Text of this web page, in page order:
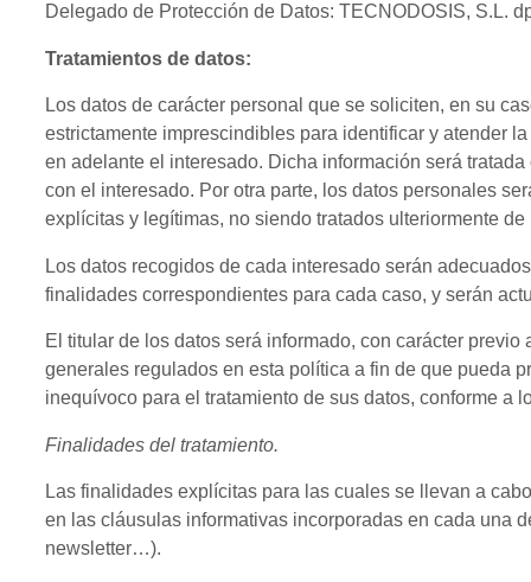
Delegado de Protección de Datos: TECNODOSIS, S.L.
Tratamientos de datos:
Los datos de carácter personal que se soliciten, en su
estrictamente imprescindibles para identificar y atender
en adelante el interesado. Dicha información será
con el interesado. Por otra parte, los datos personales
explícitas y legítimas, no siendo tratados ulteriormente
Los datos recogidos de cada interesado serán
finalidades correspondientes para cada caso, y serán
El titular de los datos será informado, con carácter
generales regulados en esta política a fin de que pueda
inequívoco para el tratamiento de sus datos, conforme a
Finalidades del tratamiento.
Las finalidades explícitas para las cuales se llevan a
en las cláusulas informativas incorporadas en cada una
newsletter…).